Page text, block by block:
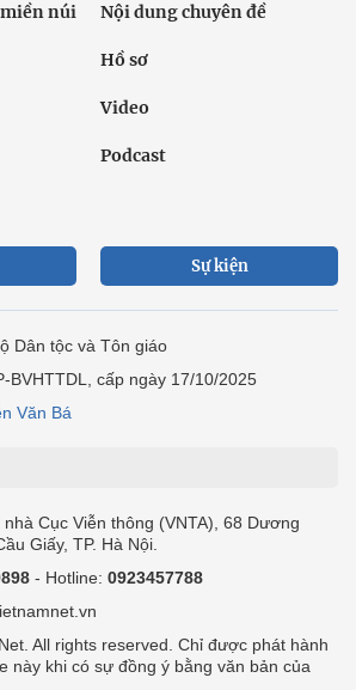
miền núi Nội dung chuyên đề
Hồ sơ
Video
Podcast
Sự kiện
Dân tộc và Tôn giáo
BVHTTDL, cấp ngày 17/10/2025
Văn Bá
Cục Viễn thông (VNTA), 68 Dương
Giấy, TP. Hà Nội.
- Hotline: 0923457788
All rights reserved. Chỉ được phát hành
này khi có sự đồng ý bằng văn bản của